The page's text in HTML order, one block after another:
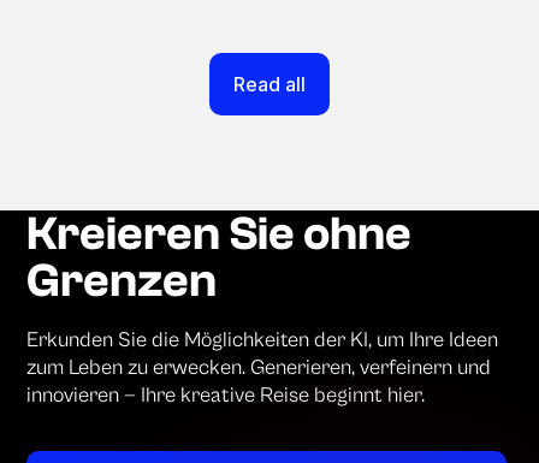
Read all
Kreieren Sie ohne
Grenzen
Erkunden Sie die Möglichkeiten der KI, um Ihre Ideen
zum Leben zu erwecken. Generieren, verfeinern und
innovieren — Ihre kreative Reise beginnt hier.